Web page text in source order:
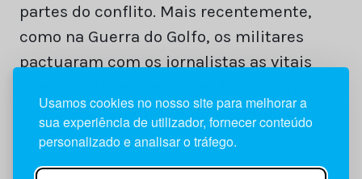
Usamos cookies no nosso site para melhorar a
sua experiência de utilizador, fornecer conteúdo
personalizado e analisar o tráfego.
partes do conflito. Mais recentemente,
como na Guerra do Golfo, os militares
pactuaram com os jornalistas as vitais
estes passassem a integrar “embeded” os
exércitos invasores.